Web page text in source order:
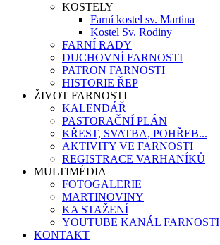
KOSTELY
Farní kostel sv. Martina
Kostel Sv. Rodiny
FARNÍ RADY
DUCHOVNÍ FARNOSTI
PATRON FARNOSTI
HISTORIE ŘEP
ŽIVOT FARNOSTI
KALENDÁŘ
PASTORAČNÍ PLÁN
KŘEST, SVATBA, POHŘEB...
AKTIVITY VE FARNOSTI
REGISTRACE VARHANÍKŮ
MULTIMÉDIA
FOTOGALERIE
MARTINOVINY
KA STAŽENÍ
YOUTUBE KANÁL FARNOSTI
KONTAKT